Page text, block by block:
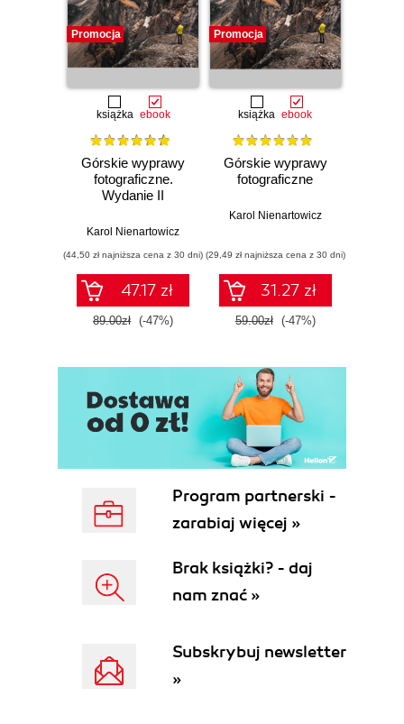
Promocja
książka ebook
Górskie wyprawy
fotograficzne.
Wydanie II
Karol Nienartowicz
(44,50 zł najniższa cena z 30 dni)
47.17 zł
89.00zł (-47%)
Promocja
książka ebook
Górskie wyprawy
fotograficzne
Karol Nienartowicz
(29,49 zł najniższa cena z 30 dni)
31.27 zł
59.00zł (-47%)
Program partnerski -
zarabiaj więcej »
Brak książki? - daj
nam znać »
Subskrybuj newsletter
»